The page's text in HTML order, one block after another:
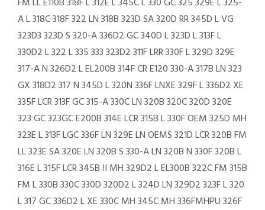
A L 318C 318F 322 LN 318B 323D SA 320D RR 345D L VG
323D3 323D S 320-A 336D2 GC 340D L 323D L 313F L
330D2 L 322 L 335 333 323D2 311F LRR 330F L 329D 329E
317-A N 326D2 L EL200B 314F CR E120 330-A 317B LN 323
GX 318D2 317 N 345D L 320N 336F LNXE 329F L 336D2 XE
335F LCR 313F GC 315-A 330C LN 320B 320C 320D 320E
323 GC 323GC E200B 314E LCR 315B L 330F OEM 325D MH
323E L 313F LGC 336F LN 329E LN OEMS 321D LCR 320B FM
LL 323E SA 320E LN 320B S 330-A LN 320B N 330F 320B L
316E L 315F LCR 345B II MH 329D2 L EL300B 322C FM 315B
FM L 330B 330C 330D 320D2 L 324D LN 329D2 323F L 320
L 317 GC 336D2 L XE 330C MH 345C MH 336FMHPU 326F